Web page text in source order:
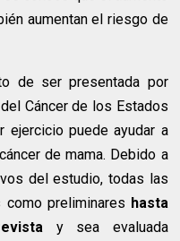
aumentan el riesgo de
de ser presentada por
Cáncer de los Estados
ejercicio puede ayudar a
de mama. Debido a
del estudio, todas las
preliminares hasta
y sea evaluada